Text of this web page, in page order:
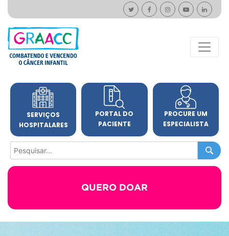
SERVIÇOS
HOSPITALARES
PORTAL DO
PACIENTE
PROCURE UM
ESPECIALISTA
QUERO DOAR